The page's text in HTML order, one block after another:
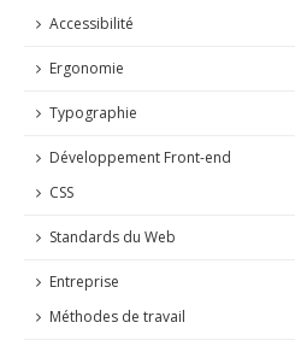
Accessibilité
Ergonomie
Typographie
Développement Front-end
CSS
Standards du Web
Entreprise
Méthodes de travail